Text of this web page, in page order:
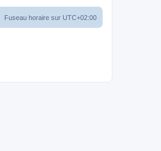
Fuseau horaire sur UTC+02:00